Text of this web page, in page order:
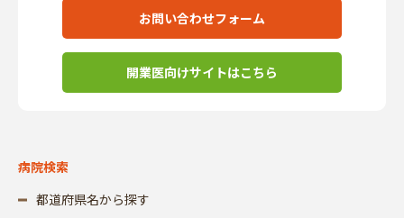
お問い合わせフォーム
開業医向けサイトはこちら
病院検索
都道府県名から探す